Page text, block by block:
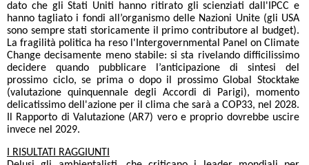
dato che gli Stati Uniti hanno ritirato gli scienziati dall'IPCC e
hanno tagliato i fondi all’organismo delle Nazioni Unite (gli USA
sono sempre stati storicamente il primo contributore al budget).
La fragilità politica ha reso l'Intergovernmental Panel on Climate
Change decisamente meno stabile: si sta rivelando difficilissimo
decidere quando pubblicare l’anticipazione di sintesi del
prossimo ciclo, se prima o dopo il prossimo Global Stocktake
(valutazione quinquennale degli Accordi di Parigi), momento
delicatissimo dell'azione per il clima che sarà a COP33, nel 2028.
Il Rapporto di Valutazione (AR7) vero e proprio dovrebbe uscire
invece nel 2029.
I RISULTATI RAGGIUNTI